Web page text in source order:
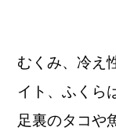
むくみ、冷え
イト、ふくら
足裏のタコや